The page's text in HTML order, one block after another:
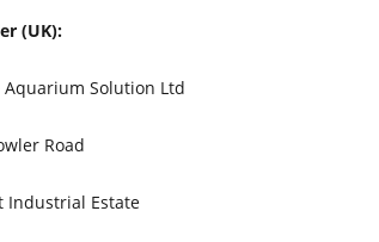
(UK):
Aquarium Solution Ltd
Road
Industrial Estate